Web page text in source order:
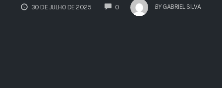
30 DE JULHO DE 2025 0COMMENTS BY GABRIEL SILVA